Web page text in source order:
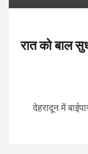
रात को बाल
देहरादून में